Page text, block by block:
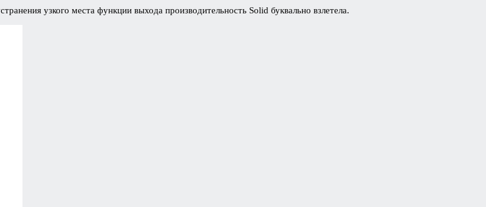
узкого места функции выхода производительность Solid буквально взлетела.